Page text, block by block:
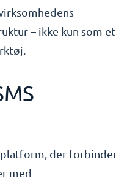
– ikke kun som et
platform, der forbinder
med